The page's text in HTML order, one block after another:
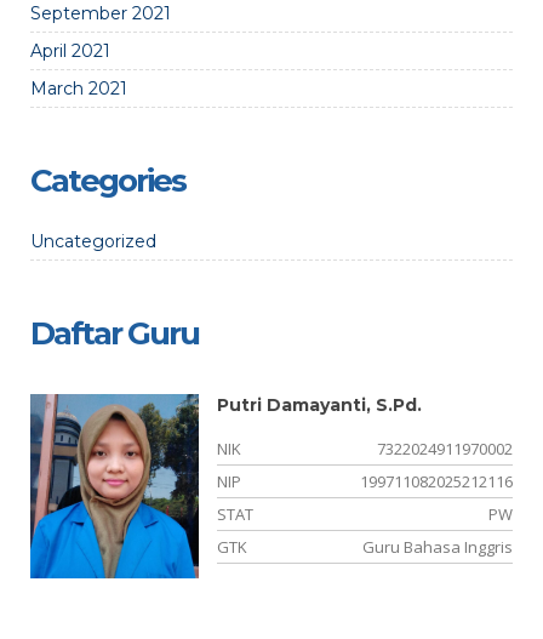
September 2021
April 2021
March 2021
Categories
Uncategorized
Daftar Guru
Putri Damayanti, S.Pd.
NIK
7322024911970002
NIP
199711082025212116
STAT
PW
GTK
Guru Bahasa Inggris